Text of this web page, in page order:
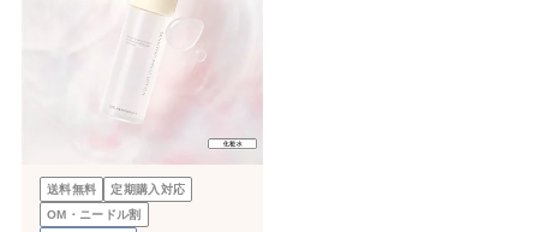
送料無料
定期購入対応
OM・ニードル割